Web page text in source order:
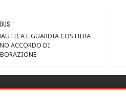
E GUARDIA COSTIERA
ACCORDO DI